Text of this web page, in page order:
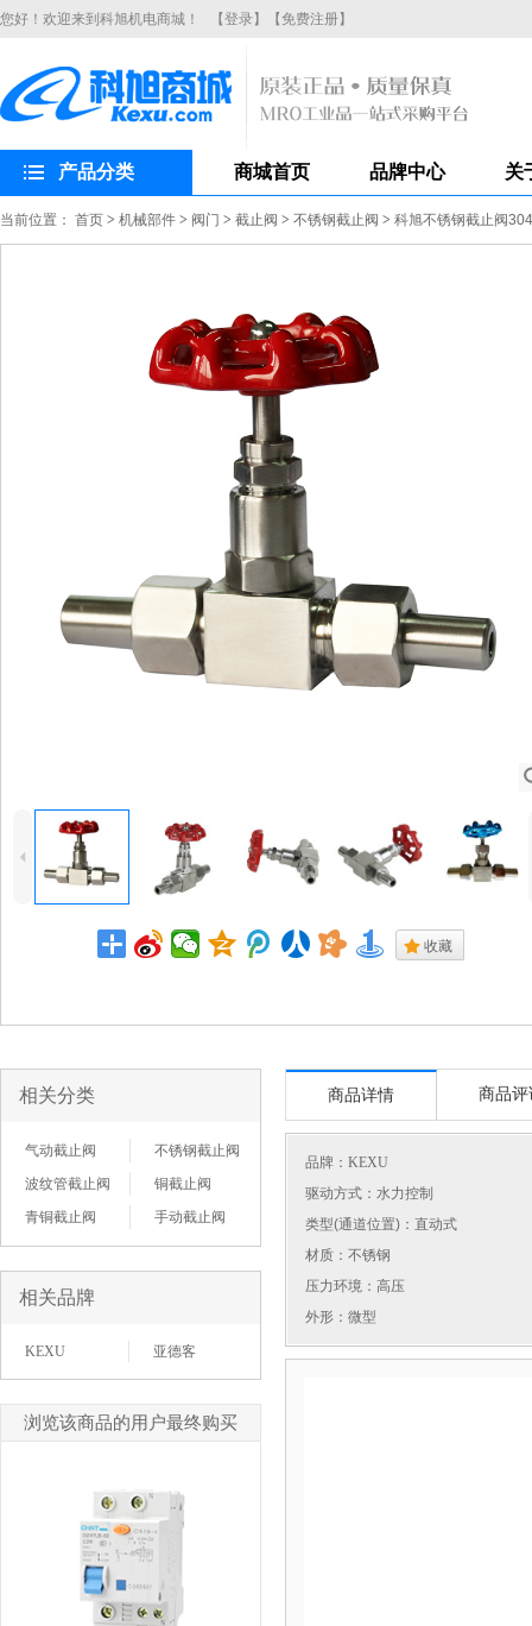
您好！欢迎来到科旭机电商城！ 【登录】 【免费注册】
产品分类 商城首页 品牌中心 关
当前位置： 首页 > 机械部件 > 阀门 > 截止阀 > 不锈钢截止阀 > 科旭不锈钢截止阀
4
. 收藏
相关分类
气动截止阀
不锈钢截止阀
波纹管截止阀
铜截止阀
青铜截止阀
手动截止阀
相关品牌
KEXU 亚德客
浏览该商品的用户最终购买
商品详情 商品评
品牌： KEXU
驱动方式：水力控制
类型(通道位置)：直动式
材质：不锈钢
压力环境：高压
外形：微型